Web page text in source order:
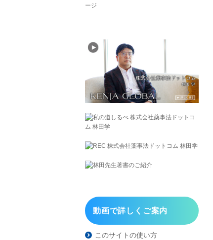
動画で詳しくご案内
このサイトの使い方